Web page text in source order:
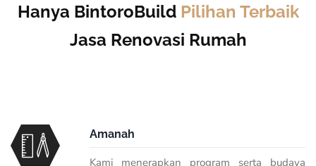
Hanya BintoroBuild Pilihan Terbaik
Jasa Renovasi Rumah
Amanah
Kami menerapkan program serta budaya